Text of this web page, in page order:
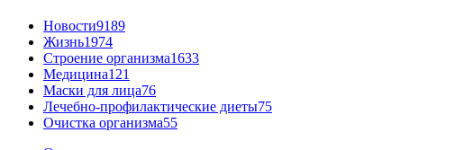
Новости9189
Жизнь1974
Строение организма1633
Медицина121
Маски для лица76
Лечебно-профилактические диеты75
Очистка организма55